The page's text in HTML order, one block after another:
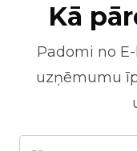
Kā
Padomi no
uzņēmumu